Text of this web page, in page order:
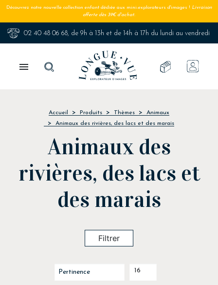
Découvrez notre nouvelle collection enfant dédiée aux mini-explorateurs d'images ! Livraison
offerte dès 39€ d'achat.
02 40 48 06 68, de 9h à 13h et de 14h à 17h du lundi au vendredi

Accueil Produits Thèmes
Animaux
Animaux des rivières, des lacs et des marais
Animaux des
rivières, des lacs et
des marais
Filtrer
16